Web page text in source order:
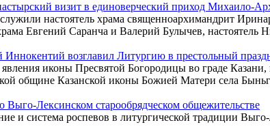
визит в единоверческий приход Михаило-
настоятель храма священноархимандрит
Евгений Саранча и Валерий Булычев,
возглавил Литургию в престольный
явления иконы Пресвятой Богородицы во граде
общине Казанской иконы Божией Матери села
Лексинском старообрядческом общежительстве
и система роспевов в литургической традиции